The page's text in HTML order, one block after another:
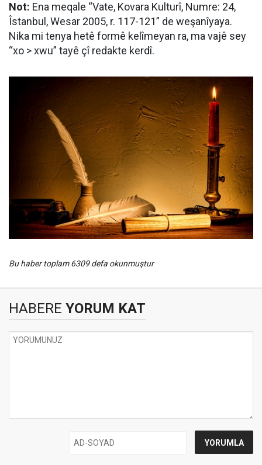
Not: Ena meqale “Vate, Kovara Kulturî, Numre: 24,
Îstanbul, Wesar 2005, r. 117-121” de weşanîyaya.
Nika mi tenya hetê formê kelîmeyan ra, ma vajê sey
“xo > xwu” tayê çî redakte kerdî.
Bu haber toplam 6309 defa okunmuştur
HABERE YORUM KAT